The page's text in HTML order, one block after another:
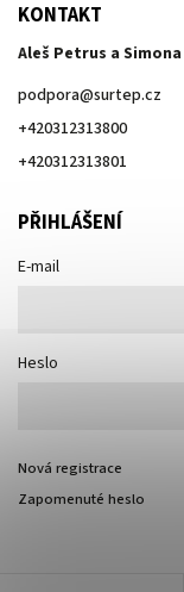
KONTAKT
Aleš Petrus a
podpora@surtep.cz
+420312313800
+420312313801
PŘIHLÁŠENÍ
E-mail
Heslo
Nová registrace
Zapomenuté heslo